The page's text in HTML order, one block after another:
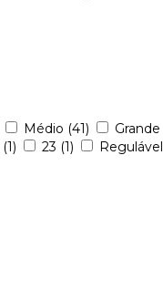
Médio (41) Grande
(1) 23 (1) Regulável